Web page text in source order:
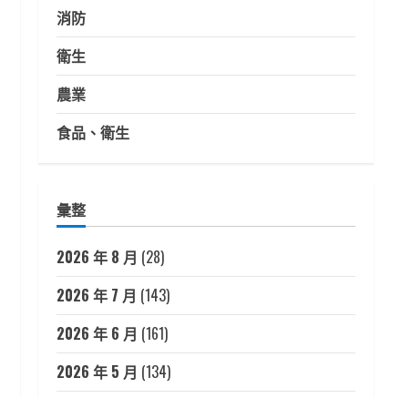
消防
衛生
農業
食品、衛生
彙整
2026 年 8 月 (28)
2026 年 7 月 (143)
2026 年 6 月 (161)
2026 年 5 月 (134)